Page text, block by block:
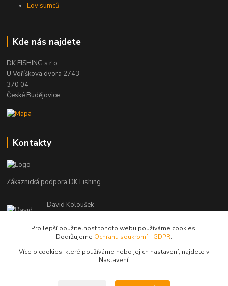
Lov sumců
Kde nás najdete
DK FISHING s.r.o.
U Voříškova dvora 2743
370 04
České Budějovice
Kontakty
Zákaznická podpora DK Fishing
David Koloušek
(Po-Pá, 7-18 hod.)
Pro lepší použitelnost tohoto webu používáme cookies.
Dodržujeme Ochranu soukromí - GDPR.
Více o cookies, které používáme nebo jejich nastavení, najdete v
"Nastavení".